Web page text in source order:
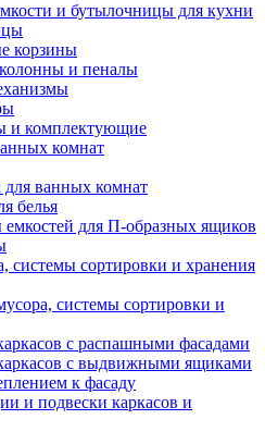
и бутылочницы для кухни
корзины
и пеналы
и комплектующие
комнат
ванных комнат
белья
для П-образных ящиков
системы сортировки и хранения
системы сортировки и
с распашными фасадами
с выдвижными ящиками
к фасаду
и подвески каркасов и